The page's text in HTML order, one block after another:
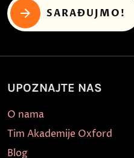
SARAĐUJMO!
UPOZNAJTE NAS
O nama
Tim Akademije Oxford
Blog